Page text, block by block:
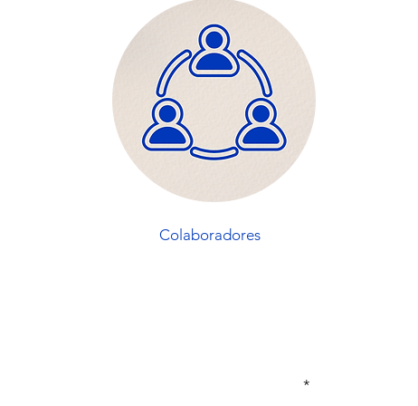
Colaboradores